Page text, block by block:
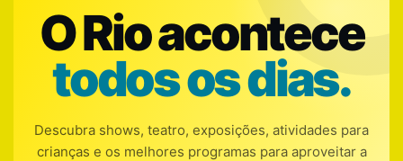
O Rio acontece
todos os dias.
Descubra shows, teatro, exposições, atividades para
crianças e os melhores programas para aproveitar a